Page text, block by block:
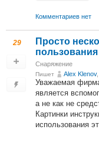
Комментариев нет
29
Просто
Снаряжение
Пишет Alex Klenov
Уважаемая
является
а не как не
Картинки
использования